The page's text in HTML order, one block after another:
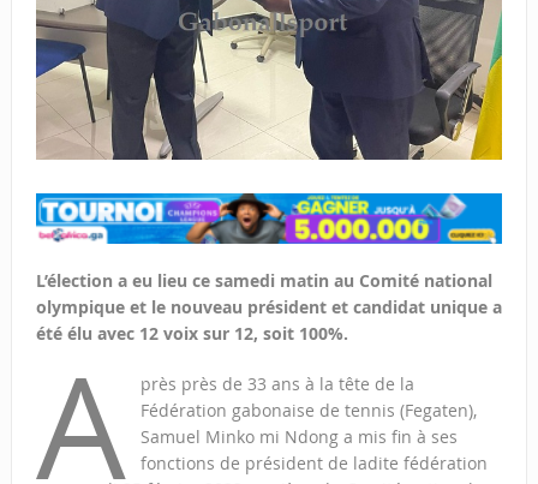
L’élection a eu lieu ce samedi matin au Comité national
olympique et le nouveau président et candidat unique a
été élu avec 12 voix sur 12, soit 100%.
A
près près de 33 ans à la tête de la
Fédération gabonaise de tennis (Fegaten),
Samuel Minko mi Ndong a mis fin à ses
fonctions de président de ladite fédération